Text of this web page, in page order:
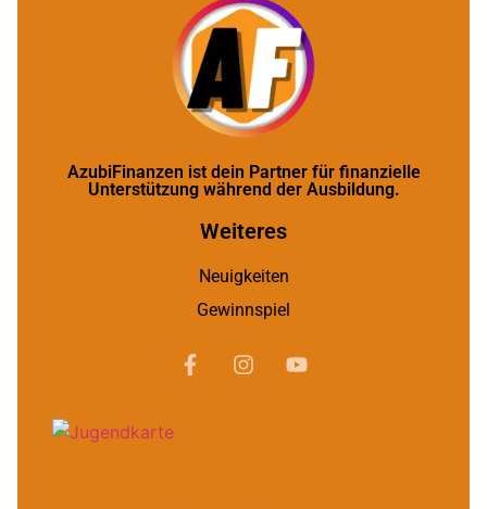
AzubiFinanzen ist dein Partner für finanzielle
Unterstützung während der Ausbildung.
Weiteres
Neuigkeiten
Gewinnspiel